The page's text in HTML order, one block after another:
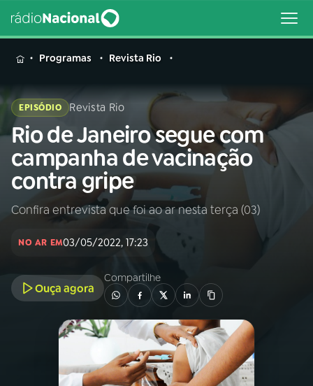
MENU
Buscar
na
Rádio
Nacional
Buscar
AO VIVO
02A RÁDIO
Programas Revista Rio
EPISÓDIO Revista Rio
Rio de Janeiro segue com
campanha de vacinação
contra gripe
Confira entrevista que foi ao ar nesta terça (03)
NO AR EM03/05/2022, 17:23
Ouça agora
Compartilhe